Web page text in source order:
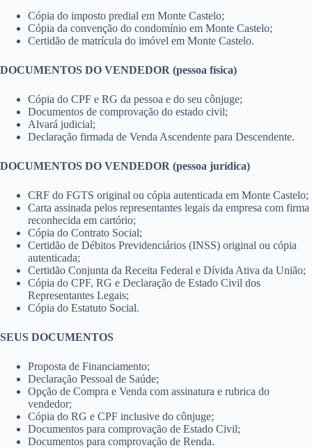
Cópia do imposto predial em Monte Castelo;
Cópia da convenção do condomínio em Monte Castelo;
Certidão de matrícula do imóvel em Monte Castelo.
DOCUMENTOS DO VENDEDOR (pessoa física)
Cópia do CPF e RG da pessoa e do seu cônjuge;
Documentos de comprovação do estado civil;
Alvará judicial;
Declaração firmada de Venda Ascendente para Descendente.
DOCUMENTOS DO VENDEDOR (pessoa jurídica)
CRF do FGTS original ou cópia autenticada em Monte Castelo;
Carta assinada pelos representantes legais da empresa com firma
reconhecida em cartório;
Cópia do Contrato Social;
Certidão de Débitos Previdenciários (INSS) original ou cópia
autenticada;
Certidão Conjunta da Receita Federal e Dívida Ativa da União;
Cópia do CPF, RG e Declaração de Estado Civil dos
Representantes Legais;
Cópia do Estatuto Social.
SEUS DOCUMENTOS
Proposta de Financiamento;
Declaração Pessoal de Saúde;
Opção de Compra e Venda com assinatura e rubrica do
vendedor;
Cópia do RG e CPF inclusive do cônjuge;
Documentos para comprovação de Estado Civil;
Documentos para comprovação de Renda.